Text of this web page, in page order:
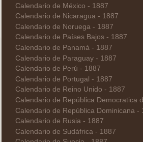
Calendario de México - 1887
Calendario de Nicaragua - 1887
Calendario de Noruega - 1887
Calendario de Países Bajos - 1887
Calendario de Panamá - 1887
Calendario de Paraguay - 1887
Calendario de Perú - 1887
Calendario de Portugal - 1887
Calendario de Reino Unido - 1887
Calendario de República Democratica
Calendario de República Dominicana -
Calendario de Rusia - 1887
Calendario de Sudáfrica - 1887